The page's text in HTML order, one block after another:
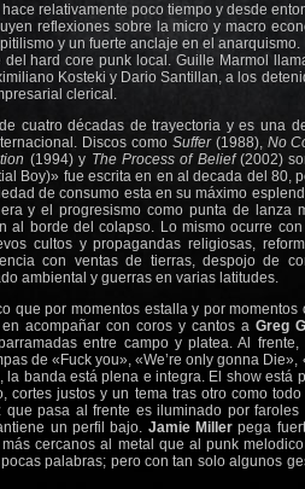
relativamente poco tiempo y desde
reflexiones sobre la micro y macro
y un fuerte anclaje en el
del hard core punk local. Guille Marmol
Kosteki y Dario Santillan, a los
clerical.
cuatro décadas de trayectoria y es una
Discos como Suffer(1988), No
(1994) y The Process of Belief(2002)
Boy)» fue escrita en en al decada del 80,
de consumo esta en su máximo
y el progresismo como punta de lanza
al borde del colapso. Lo mismo ocurre
cultos y propagandas religiosas,
con ventas de tierras, despojo de
ambiental y guerras en varias latitudes.
que por momentos estalla y por
acompañar con coros y cantos a Greg
entre campo y platea. Al
de «Fuck you», «We’re only gonna Die»,
la banda está plena e integra. El show está
cortes justos y un tema tras otro como
que pasa al frente es iluminado por
un perfil bajo. Jamie Millerpega
cercanos al metal que al punk
palabras; pero con tan solo algunos